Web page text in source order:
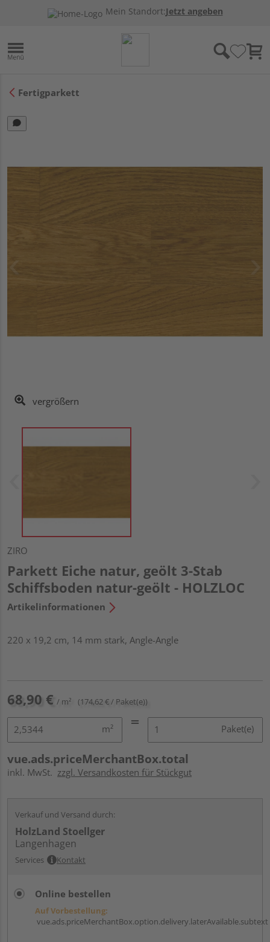
Mein Standort:Jetzt angeben
Fertigparkett
vergrößern
ZIRO
Parkett Eiche natur, geölt 3-Stab
Schiffsboden natur-geölt - HOLZLOC
Artikelinformationen
220 x 19,2 cm, 14 mm stark, Angle-Angle
68,90 € / m² (174,62 € / Paket(e))
m² Paket(e)
vue.ads.priceMerchantBox.total
inkl. MwSt. zzgl. Versandkosten für Stückgut
Verkauf und Versand durch:
HolzLand Stoellger
Langenhagen
Services Kontakt
Online bestellen
Auf Vorbestellung:
vue.ads.priceMerchantBox.option.delivery.laterAvailable.subtext